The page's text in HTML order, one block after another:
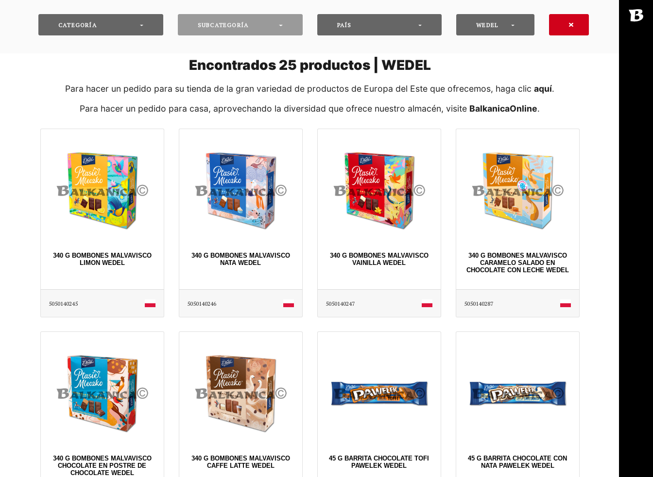
CATEGORÍA SUBCATEGORÍA PAÍS WEDEL
Encontrados 25 productos | WEDEL
Para hacer un pedido para su tienda de la gran variedad de productos de Europa del Este que ofrecemos, haga clic aquí․
Para hacer un pedido para casa, aprovechando la diversidad que ofrece nuestro almacén, visite BalkanicaOnline․
340 G BOMBONES MALVAVISCO
LIMON WEDEL
5050140245
340 G BOMBONES MALVAVISCO
NATA WEDEL
5050140246
340 G BOMBONES MALVAVISCO
VAINILLA WEDEL
5050140247
340 G BOMBONES MALVAVISCO
CARAMELO SALADO EN
CHOCOLATE CON LECHE WEDEL
5050140287
340 G BOMBONES MALVAVISCO
CHOCOLATE EN POSTRE DE
CHOCOLATE WEDEL
340 G BOMBONES MALVAVISCO
CAFFE LATTE WEDEL
45 G BARRITA CHOCOLATE TOFI
PAWELEK WEDEL
45 G BARRITA CHOCOLATE CON
NATA PAWELEK WEDEL